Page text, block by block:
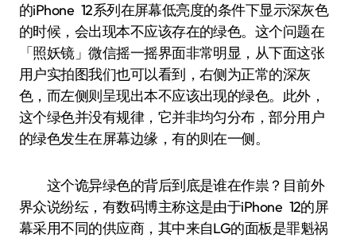
的iPhone 12系列在屏幕低亮度的条件下显示深灰色
的时候，会出现本不应该存在的绿色。这个问题在
「照妖镜」微信摇一摇界面非常明显，从下面这张
用户实拍图我们也可以看到，右侧为正常的深灰
色，而左侧则呈现出本不应该出现的绿色。此外，
这个绿色并没有规律，它并非均匀分布，部分用户
的绿色发生在屏幕边缘，有的则在一侧。
这个诡异绿色的背后到底是谁在作祟？目前外
界众说纷纭，有数码博主称这是由于iPhone 12的屏
幕采用不同的供应商，其中来自LG的面板是罪魁祸